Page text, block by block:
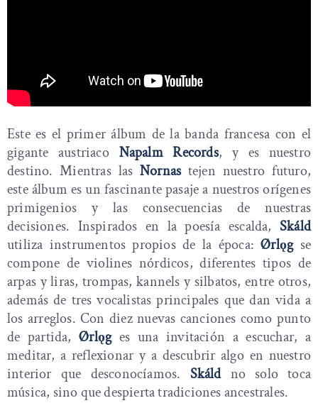
Este es el primer álbum de la banda francesa con el
gigante austriaco Napalm Records, y es nuestro
destino. Mientras las Nornastejen nuestro futuro,
este álbum es un fascinante pasaje a nuestros orígenes
primigenios y las consecuencias de nuestras
decisiones. Inspirados en la poesía escalda, Skáld
utiliza instrumentos propios de la época:Ørlǫgse
compone de violines nórdicos, diferentes tipos de
arpas y liras, trompas, kannels y silbatos, entre otros,
además de tres vocalistas principales que dan vida a
los arreglos. Con diez nuevas canciones como punto
de partida,Ørlǫges una invitación a escuchar, a
meditar, a reflexionar y a descubrir algo en nuestro
interior que desconocíamos. Skáldno solo toca
música, sino que despierta tradiciones ancestrales.